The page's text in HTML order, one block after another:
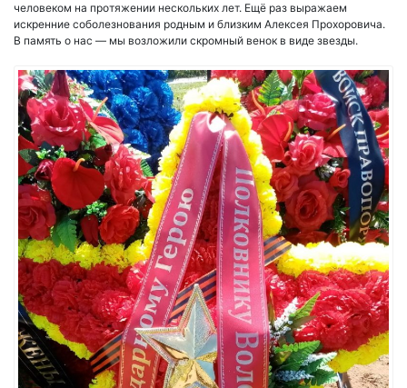
человеком на протяжении нескольких лет. Ещё раз выражаем
искренние соболезнования родным и близким Алексея Прохоровича.
В память о нас — мы возложили скромный венок в виде звезды.